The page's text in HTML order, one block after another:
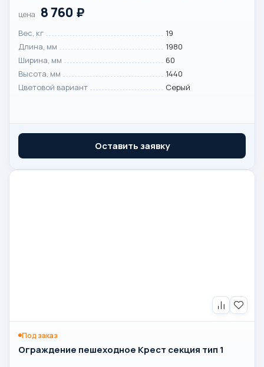
цена 8 760 ₽
Вес, кг
19
Длина, мм
1980
Ширина, мм
60
Высота, мм
1440
Цветовой вариант
Серый
Оставить заявку
Под заказ
Ограждение пешеходное Крест секция тип 1